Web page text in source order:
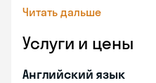
Читать дальше
Услуги и цены
Английский язык